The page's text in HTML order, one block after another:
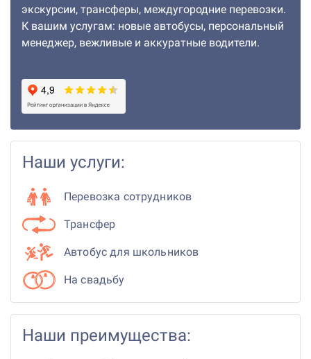
экскурсии, трансферы, междугородние перевозки.
К вашим услугам: новые автобусы, персональный
менеджер, вежливые и аккуратные водители.
Наши услуги:
Перевозка сотрудников
Трансфер
Автобус для школьников
На свадьбу
Наши преимущества: